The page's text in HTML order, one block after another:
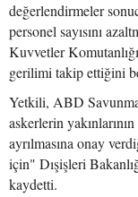
değerlendirmeler
personel sayısını
Kuvvetler
gerilimi takip ettiğini
Yetkili, ABD
askerlerin
ayrılmasına onay
için" Dışişleri
kaydetti.